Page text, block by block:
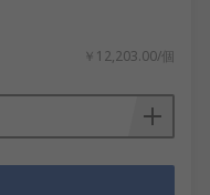
￥12,203.00/個